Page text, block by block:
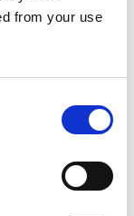
from your use
i markedet.
som ikke kan